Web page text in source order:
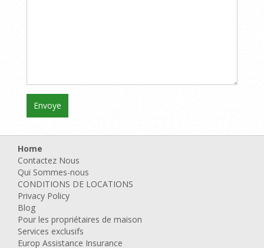
Home
Contactez Nous
Qui Sommes-nous
CONDITIONS DE LOCATIONS
Privacy Policy
Blog
Pour les propriétaires de maison
Services exclusifs
Europ Assistance Insurance